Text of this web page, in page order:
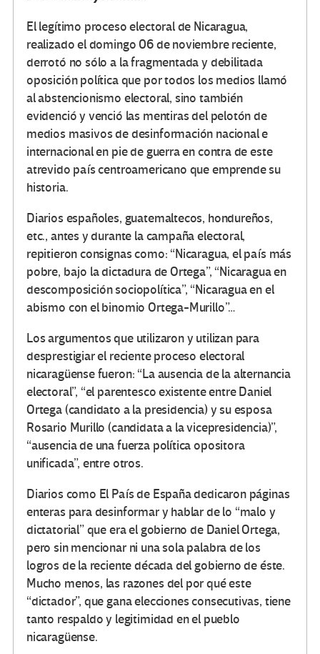
El legítimo proceso electoral de Nicaragua,
realizado el domingo 06 de noviembre reciente,
derrotó no sólo a la fragmentada y debilitada
oposición política que por todos los medios llamó
al abstencionismo electoral, sino también
evidenció y venció las mentiras del pelotón de
medios masivos de desinformación nacional e
internacional en pie de guerra en contra de este
atrevido país centroamericano que emprende su
historia.
Diarios españoles, guatemaltecos, hondureños,
etc., antes y durante la campaña electoral,
repitieron consignas como: “Nicaragua, el país más
pobre, bajo la dictadura de Ortega”, “Nicaragua en
descomposición sociopolítica”, “Nicaragua en el
abismo con el binomio Ortega-Murillo”…
Los argumentos que utilizaron y utilizan para
desprestigiar el reciente proceso electoral
nicaragüense fueron: “La ausencia de la alternancia
electoral”, “el parentesco existente entre Daniel
Ortega (candidato a la presidencia) y su esposa
Rosario Murillo (candidata a la vicepresidencia)”,
“ausencia de una fuerza política opositora
unificada”, entre otros.
Diarios como El País de España dedicaron páginas
enteras para desinformar y hablar de lo “malo y
dictatorial” que era el gobierno de Daniel Ortega,
pero sin mencionar ni una sola palabra de los
logros de la reciente década del gobierno de éste.
Mucho menos, las razones del por qué este
“dictador”, que gana elecciones consecutivas, tiene
tanto respaldo y legitimidad en el pueblo
nicaragüense.